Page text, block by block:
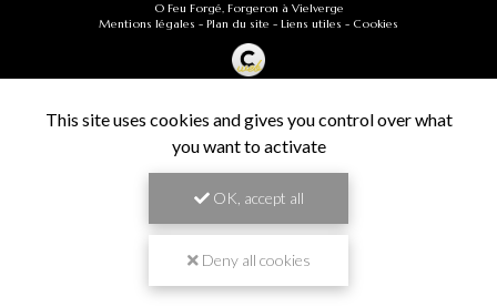
O Feu Forgé, Forgeron à Vielverge
Mentions légales - Plan du site - Liens utiles - Cookies
Secteur -En savoir +
9.9/10
This site uses cookies and gives you control over what
you want to activate
OK, accept all
Deny all cookies